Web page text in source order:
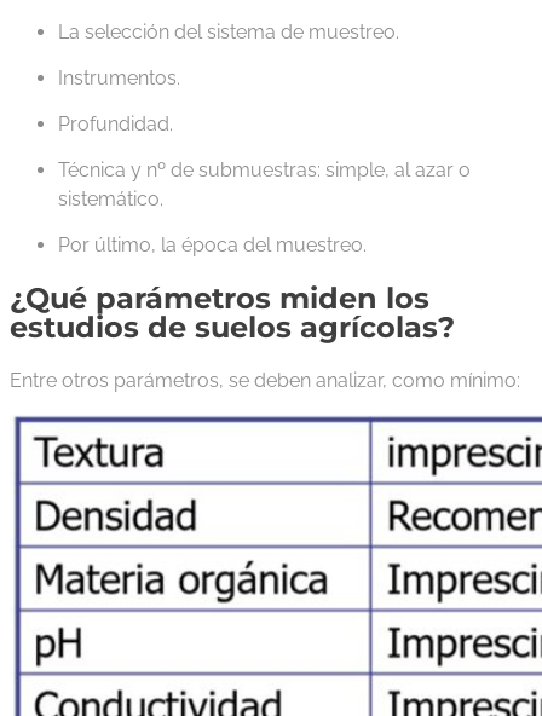
La selección del sistema de muestreo.
Instrumentos.
Profundidad.
Técnica y nº de submuestras: simple, al azar o
sistemático.
Por último, la época del muestreo.
¿Qué parámetros miden los
estudios de suelos agrícolas?
Entre otros parámetros, se deben analizar, como mínimo: